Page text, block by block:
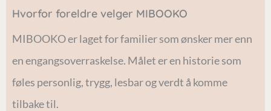
Hvorfor foreldre velger MIBOOKO
MIBOOKO er laget for familier som ønsker mer enn
en engangsoverraskelse. Målet er en historie som
føles personlig, trygg, lesbar og verdt å komme
tilbake til.